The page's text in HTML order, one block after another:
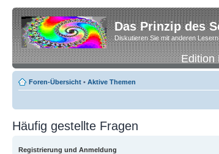
Das Prinzip des
Diskutieren Sie mit anderen
Foren-Übersicht • Aktive Themen
Häufig gestellte Fragen
Registrierung und Anmeldung